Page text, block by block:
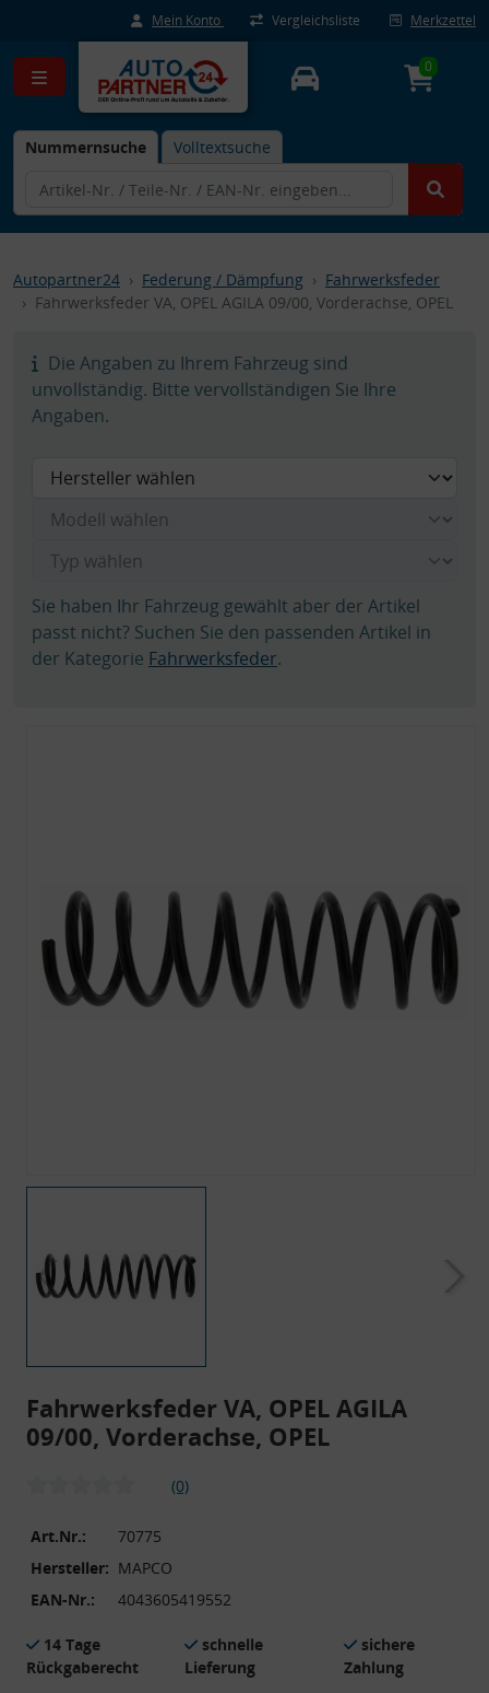
Mein Konto Vergleichsliste Merkzettel
Nummernsuche Volltextsuche
0
Autopartner24 Federung / Dämpfung
Fahrwerksfeder
Fahrwerksfeder VA, OPEL AGILA 09/00, Vorderachse, OPEL
Die Angaben zu Ihrem Fahrzeug sind
unvollständig. Bitte vervollständigen Sie Ihre
Angaben.
Sie haben Ihr Fahrzeug gewählt aber der Artikel
passt nicht? Suchen Sie den passenden Artikel in
der Kategorie Fahrwerksfeder.
Fahrwerksfeder VA, OPEL AGILA
09/00, Vorderachse, OPEL
(0)
Art.Nr.:
70775
Hersteller: MAPCO
EAN-Nr.:
4043605419552
14 Tage
Rückgaberecht
schnelle
Lieferung
sichere
Zahlung